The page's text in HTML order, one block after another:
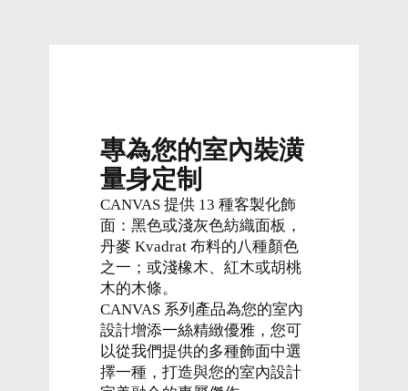
專為您的室內裝潢
量身定制
CANVAS 提供 13 種客製化飾
面：黑色或淺灰色紡織面板，
丹麥 Kvadrat 布料的八種顏色
之一；或淺橡木、紅木或胡桃
木的木條。
CANVAS 系列產品為您的室內
設計增添一絲精緻優雅，您可
以從我們提供的多種飾面中選
擇一種，打造與您的室內設計